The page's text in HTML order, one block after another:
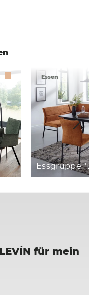
Essgruppe
Essen
für mein